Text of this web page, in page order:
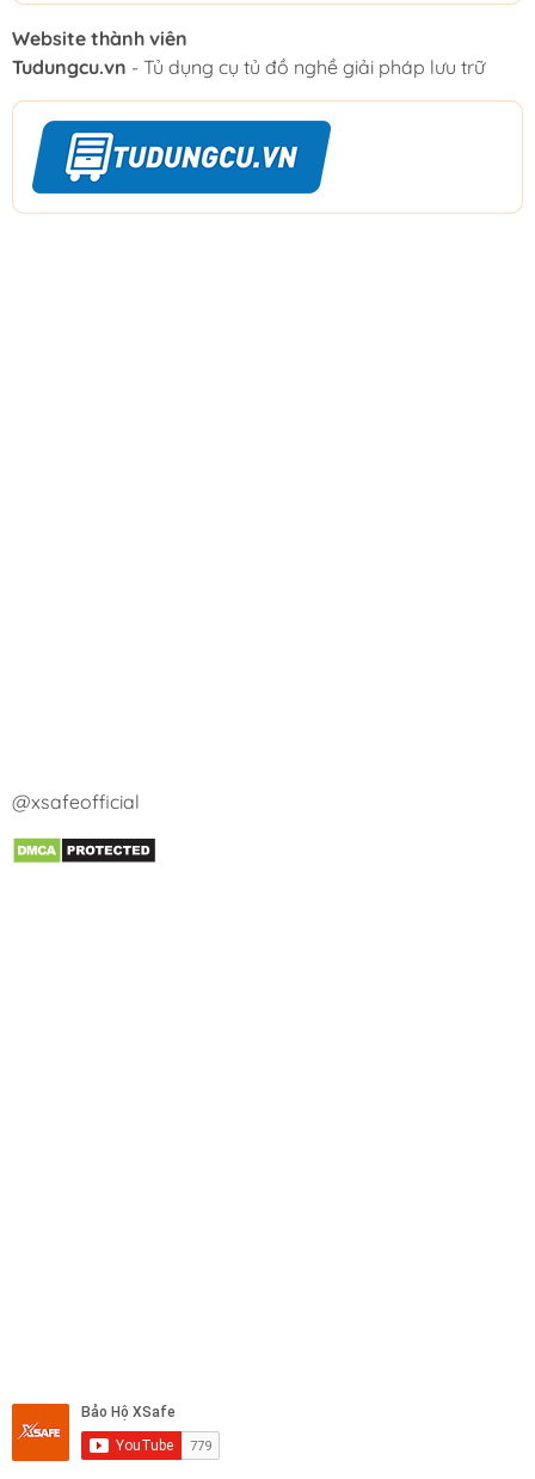
Website thành viên
Tudungcu.vn - Tủ dụng cụ tủ đồ nghề giải pháp lưu trữ
@xsafeofficial